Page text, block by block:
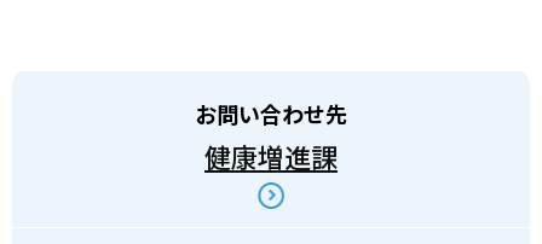
お問い合わせ先
健康増進課